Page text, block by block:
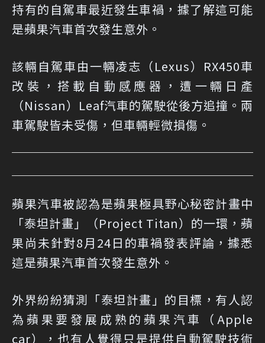
持有的自駕車最近發生車禍，據了解這可能
是蘋果汽車首次發生意外。
該輛自駕車由一輛凌志（Lexus）RX450車
改裝，搭載自動感應器，遭一輛日產
（Nissan）Leaf汽車的駕駛從後方追撞。兩
車駕駛皆未受傷，但車輛輕微損傷。
蘋果汽車被認為是蘋果極具野心秘密計畫中
「泰坦計畫」（Project Titan）的一環，蘋
果尚未針對8月24日的車禍發表評論，據悉
這是蘋果汽車首次發生意外。
外界紛紛猜測「泰坦計畫」的目標，有人認
為蘋果要發展成熟的蘋果汽車（Apple
car），也有人覺得只是提供自動駕駛技術